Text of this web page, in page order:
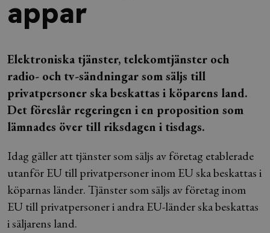
appar
Elektroniska tjänster, telekomtjänster och
radio- och tv-sändningar som säljs till
privatpersoner ska beskattas i köparens land.
Det föreslår regeringen i en proposition som
lämnades över till riksdagen i tisdags.
Idag gäller att tjänster som säljs av företag etablerade
utanför EU till privatpersoner inom EU ska beskattas i
köparnas länder. Tjänster som säljs av företag inom
EU till privatpersoner i andra EU-länder ska beskattas
i säljarens land.